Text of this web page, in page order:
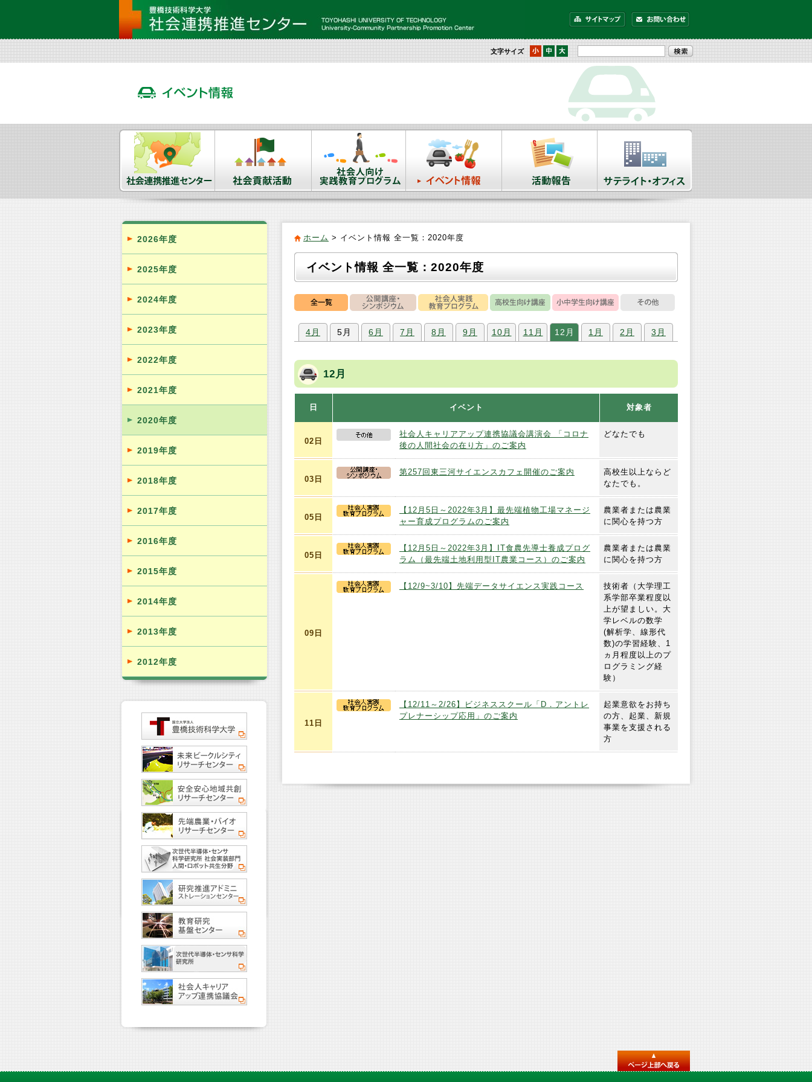
文字サイズ
ホーム > イベント情報 全一覧：2020年度
イベント情報 全一覧：2020年度
4月 5月 6月 7月 8月 9月 10月 11月 12月 1月 2月 3月
12月
日 イベント 対象者
02日
社会人キャリアアップ連携協議会講演会 「コロナ
後の人間社会の在り方」のご案内
どなたでも
03日
第257回東三河サイエンスカフェ開催のご案内
高校生以上ならど
なたでも。
05日
【12月5日～2022年3月】最先端植物工場マネージ
ャー育成プログラムのご案内
農業者または農業
に関心を持つ方
05日
【12月5日～2022年3月】IT食農先導士養成プログ
ラム（最先端土地利用型IT農業コース）のご案内
農業者または農業
に関心を持つ方
09日
【12/9~3/10】先端データサイエンス実践コース
技術者（大学理工
系学部卒業程度以
上が望ましい。大
学レベルの数学
(解析学、線形代
数)の学習経験、1
ヵ月程度以上のプ
ログラミング経
験）
11日
【12/11～2/26】ビジネススクール「D．アントレ
プレナーシップ応用」のご案内
起業意欲をお持ち
の方、起業、新規
事業を支援される
方
2026年度
2025年度
2024年度
2023年度
2022年度
2021年度
2020年度
2019年度
2018年度
2017年度
2016年度
2015年度
2014年度
2013年度
2012年度